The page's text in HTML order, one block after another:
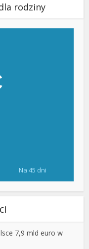
rodziny
Na 45 dni
7,9 mld euro w